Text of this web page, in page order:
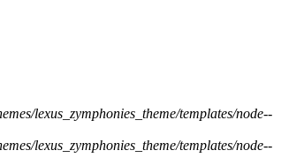
lexus_zymphonies_theme/templates/node--
lexus_zymphonies_theme/templates/node--